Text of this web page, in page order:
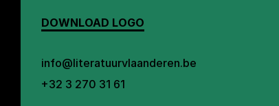
DOWNLOAD LOGO
info@literatuurvlaanderen.be
+32 3 270 31 61